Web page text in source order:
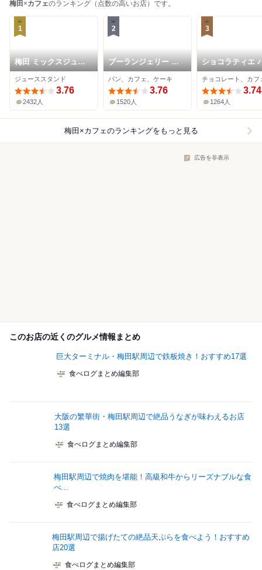
梅田 ×カフェのランキング（点数の高いお店）です。
1
梅田 ミックスジュー
ス 本店
ジューススタンド
3.76
2432人
2
ブーランジェリー ブ
ルディガラ 大阪店
パン、カフェ、ケーキ
3.76
1520人
3
ショコラティエ
ド オール 大阪
3.74
1264人
梅田×カフェのランキングをもっと見る
広告を非表示
このお店の近くのグルメ情報まとめ
巨大ターミナル・梅田駅周辺で鉄板焼き！おすすめ17選
食べログまとめ編集部
大阪の繁華街・梅田駅周辺で絶品うなぎが味わえるお店
13選
食べログまとめ編集部
梅田駅周辺で焼肉を堪能！高級和牛からリーズナブルな食
べ...
食べログまとめ編集部
梅田駅周辺で揚げたての絶品天ぷらを食べよう！おすすめ
店20選
食べログまとめ編集部